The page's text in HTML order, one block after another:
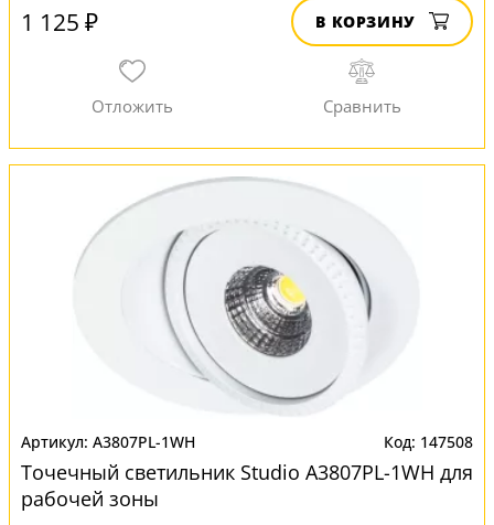
1 125 ₽ В КОРЗИНУ
A3807PL-1WH 147508
Точечный светильник Studio A3807PL-1WH для
рабочей зоны